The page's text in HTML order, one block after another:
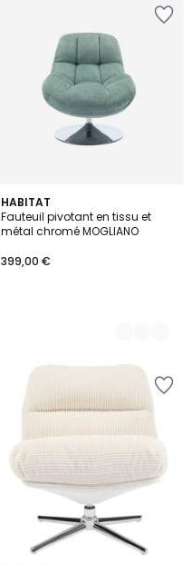
HABITAT
Fauteuil pivotant en tissu et
métal chromé MOGLIANO
399,00 €
5
Couleurs